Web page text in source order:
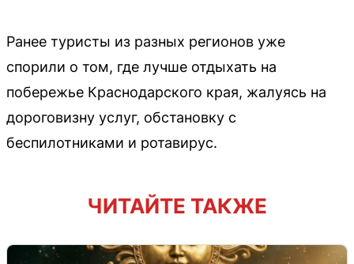
Ранее туристы из разных регионов уже
спорили о том, где лучше отдыхать на
побережье Краснодарского края, жалуясь на
дороговизну услуг, обстановку с
беспилотниками и ротавирус.
ЧИТАЙТЕ ТАКЖЕ